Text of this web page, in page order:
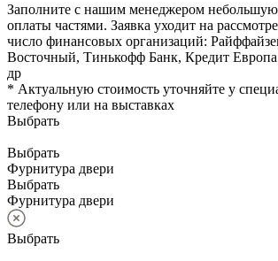
Заполните с нашим менеджером небольшую
оплаты частями. Заявка уходит на
число финансовых организаций:
Восточный, Тинькофф Банк, Кредит Европа
др
* Актуальную стоимость уточняйте у
телефону или на выставках
Выбрать
Выбрать
Фурнитура двери
Выбрать
Фурнитура двери
Выбрать